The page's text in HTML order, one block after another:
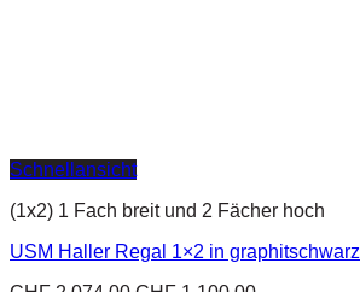
Schnellansicht
(1x2) 1 Fach breit und 2 Fächer hoch
USM Haller Regal 1×2 in graphitschwarz